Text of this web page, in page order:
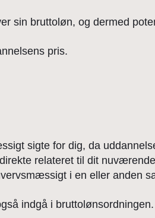
sin bruttoløn, og dermed
pris.
sigte for dig, da
relateret til dit
i en eller anden
indgå i bruttolønsordningen.